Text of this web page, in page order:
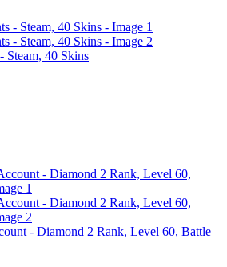
Steam, 40 Skins
- Diamond 2 Rank, Level 60, Battle